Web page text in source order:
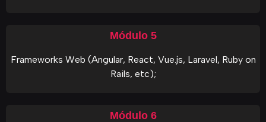
Módulo 5
Frameworks Web (Angular, React, Vue.js, Laravel, Ruby on
Rails, etc);
Módulo 6